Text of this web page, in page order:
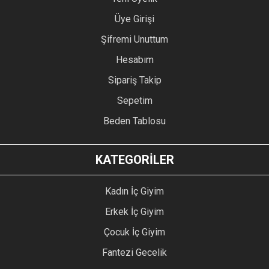
Üye Girişi
Şifremi Unuttum
Hesabım
Sipariş Takip
Sepetim
Beden Tablosu
KATEGORİLER
Kadın İç Giyim
Erkek İç Giyim
Çocuk İç Giyim
Fantezi Gecelik